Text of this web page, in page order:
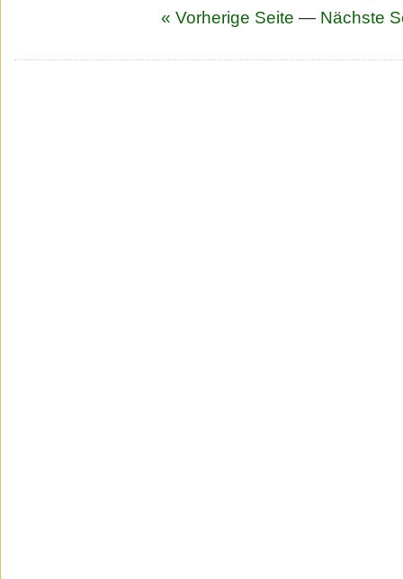
« Vorherige Seite — Nächste